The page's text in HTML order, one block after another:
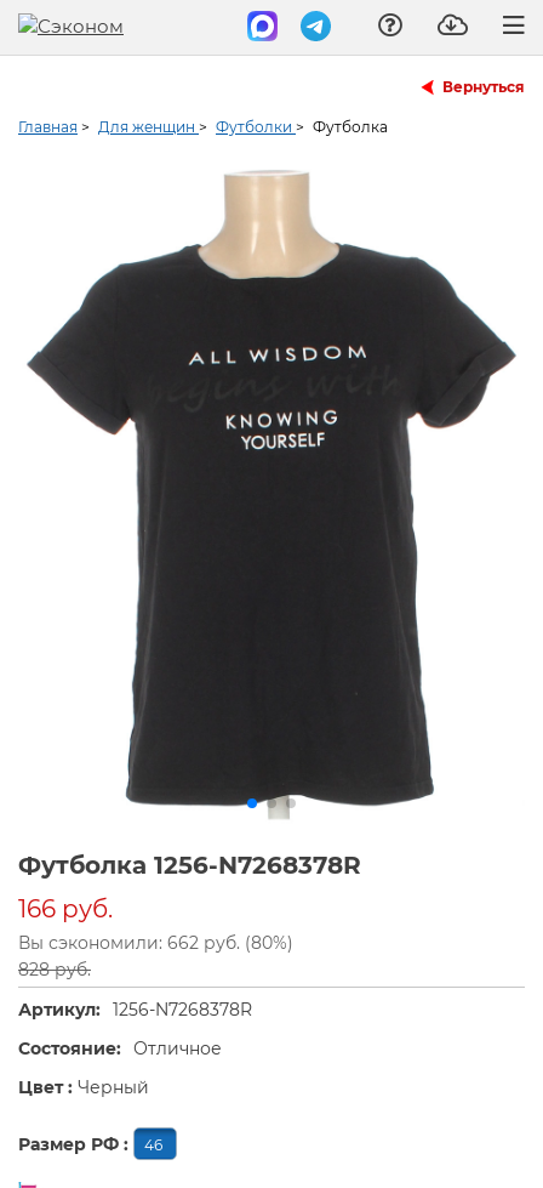
Вернуться
Главная > Для женщин > Футболки > Футболка
Футболка 1256-N7268378R
166 руб.
Вы сэкономили: 662 руб. (80%)
828 руб.
Артикул: 1256-N7268378R
Состояние: Отличное
Цвет : Черный
Размер РФ : 46